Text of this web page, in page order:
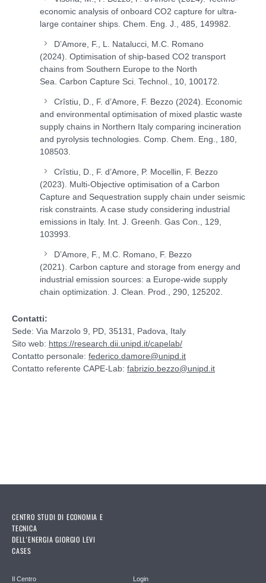
economic analysis of onboard CO2 capture for ultra-
large container ships. Chem. Eng. J., 485, 149982.
D’Amore, F., L. Natalucci, M.C. Romano
(2024). Optimisation of ship-based CO2 transport
chains from Southern Europe to the North
Sea. Carbon Capture Sci. Technol., 10, 100172.
Crîstiu, D., F. d’Amore, F. Bezzo (2024). Economic
and environmental optimisation of mixed plastic waste
supply chains in Northern Italy comparing incineration
and pyrolysis technologies. Comp. Chem. Eng., 180,
108503.
Crîstiu, D., F. d’Amore, P. Mocellin, F. Bezzo
(2023). Multi-Objective optimisation of a Carbon
Capture and Sequestration supply chain under seismic
risk constraints. A case study considering industrial
emissions in Italy. Int. J. Greenh. Gas Con., 129,
103993.
D’Amore, F., M.C. Romano, F. Bezzo
(2021). Carbon capture and storage from energy and
industrial emission sources: a Europe-wide supply
chain optimization. J. Clean. Prod., 290, 125202.
Contatti:
Sede: Via Marzolo 9, PD, 35131, Padova, Italy
Sito web: https://research.dii.unipd.it/capelab/
Contatto personale: federico.damore@unipd.it
Contatto referente CAPE-Lab: fabrizio.bezzo@unipd.it
CENTRO STUDI DI ECONOMIA E
TECNICA
DELL'ENERGIA GIORGIO LEVI
CASES
Il Centro Login